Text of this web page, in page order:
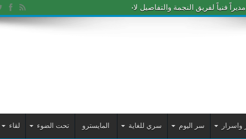
فنياً لفريق النجمة والتفاصيل لاحقاً
واسرار سر اليوم سري للغاية المايسترو تحت الضوء لقاء